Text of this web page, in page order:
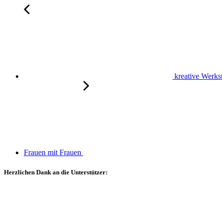
kreative
Frauen mit Frauen
Herzlichen Dank an die Unterstützer: